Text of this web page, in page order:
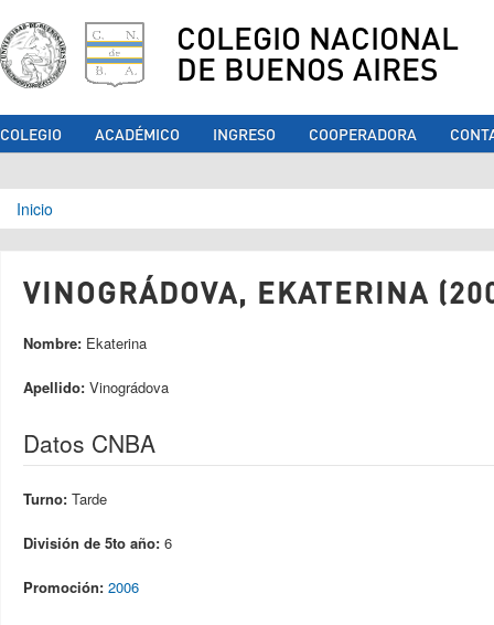
COLEGIO NACIONAL
DE BUENOS AIRES
COLEGIO ACADÉMICO INGRESO COOPERADORA
Se encuentra usted aquí
Inicio
VINOGRÁDOVA, EKATERINA
Nombre: Ekaterina
Apellido: Vinográdova
Datos CNBA
Turno: Tarde
División de 5to año: 6
Promoción: 2006